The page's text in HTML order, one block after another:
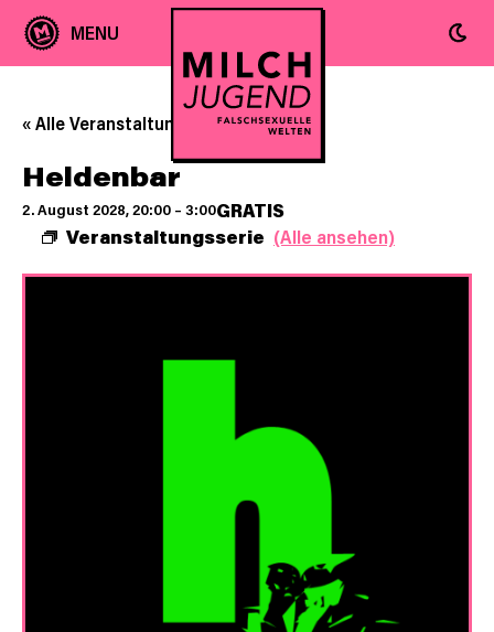
« Alle Veranstaltungen
Heldenbar
2. August 2028, 20:00 – 3:00
Veranstaltungsserie (Alle ansehen)
GRATIS